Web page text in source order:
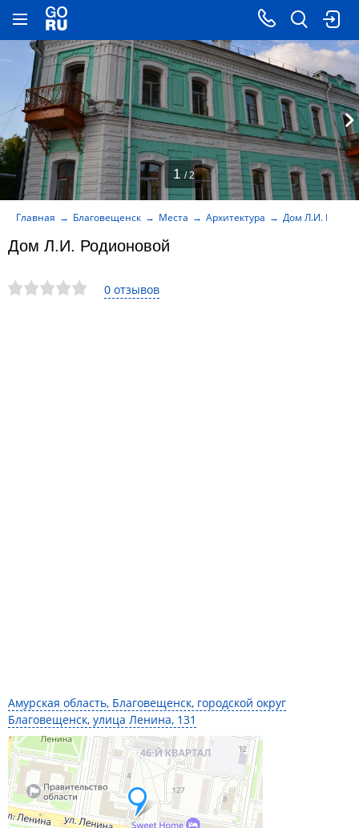
0 отзывов
Амурская область, Благовещенск, городской округ
Благовещенск, улица Ленина, 131
Дом Л.И. Родионовой
Главная Благовещенск Места Архитектура Дом Л.И.
1 / 2